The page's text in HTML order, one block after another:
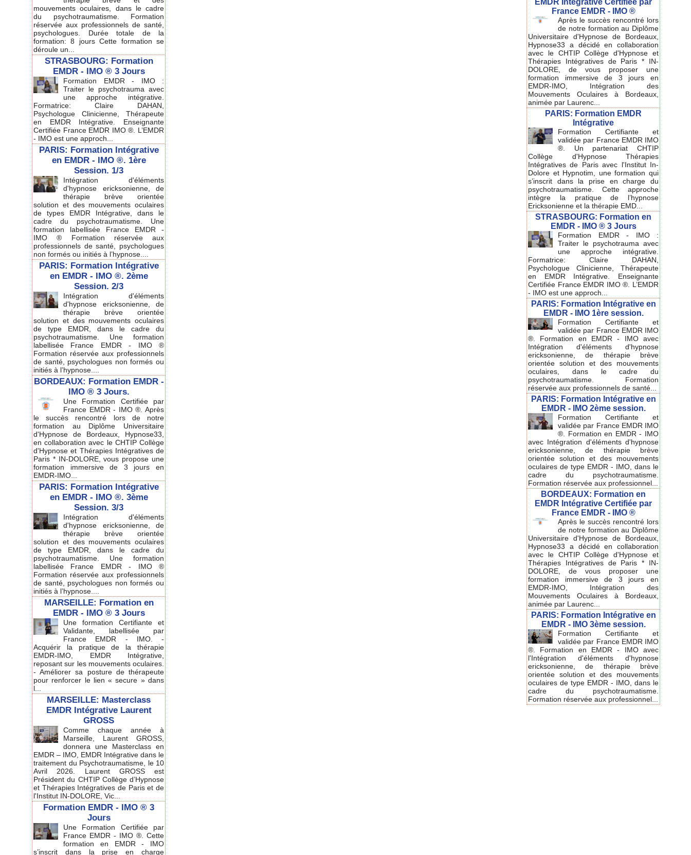
mouvements oculaires, dans le cadre
du psychotraumatisme. Formation
réservée aux professionnels de santé,
psychologues. Durée totale de la
formation: 8 jours Cette formation se
déroule un...
STRASBOURG: Formation
EMDR - IMO ® 3 Jours
Formation EMDR - IMO :
Traiter le psychotrauma avec
une approche intégrative.
Formatrice: Claire DAHAN,
Psychologue Clinicienne, Thérapeute
en EMDR Intégrative. Enseignante
Certifiée France EMDR IMO ®. L’EMDR
- IMO est une approch...
PARIS: Formation Intégrative
en EMDR - IMO ®. 1ère
Session. 1/3
Intégration d'éléments
d'hypnose ericksonienne, de
thérapie brève orientée
solution et des mouvements oculaires
de types EMDR Intégrative, dans le
cadre du psychotraumatisme. Une
formation labellisée France EMDR -
IMO ® Formation réservée aux
professionnels de santé, psychologues
non formés ou initiés à l’hypnose....
PARIS: Formation Intégrative
en EMDR - IMO ®. 2ème
Session. 2/3
Intégration d'éléments
d'hypnose ericksonienne, de
thérapie brève orientée
solution et des mouvements oculaires
de type EMDR, dans le cadre du
psychotraumatisme. Une formation
labellisée France EMDR - IMO ®
Formation réservée aux professionnels
de santé, psychologues non formés ou
initiés à l’hypnose....
BORDEAUX: Formation EMDR -
IMO ® 3 Jours.
Une Formation Certifiée par
France EMDR - IMO ®. Après
le succès rencontré lors de notre
formation au Diplôme Universitaire
d'Hypnose de Bordeaux, Hypnose33,
en collaboration avec le CHTIP Collège
d'Hypnose et Thérapies Intégratives de
Paris * IN-DOLORE, vous propose une
formation immersive de 3 jours en
EMDR-IMO...
PARIS: Formation Intégrative
en EMDR - IMO ®. 3ème
Session. 3/3
Intégration d'éléments
d'hypnose ericksonienne, de
thérapie brève orientée
solution et des mouvements oculaires
de type EMDR, dans le cadre du
psychotraumatisme. Une formation
labellisée France EMDR - IMO ®
Formation réservée aux professionnels
de santé, psychologues non formés ou
initiés à l’hypnose....
MARSEILLE: Formation en
EMDR - IMO ® 3 Jours
Une formation Certifiante et
Validante, labellisée par
France EMDR - IMO. -
Acquérir la pratique de la thérapie
EMDR-IMO, EMDR Intégrative,
reposant sur les mouvements oculaires.
- Améliorer sa posture de thérapeute
pour renforcer le lien « secure » dans
l...
MARSEILLE: Masterclass
EMDR Intégrative Laurent
GROSS
Comme chaque année à
Marseille, Laurent GROSS,
donnera une Masterclass en
EMDR – IMO, EMDR Intégrative dans le
traitement du Psychotraumatisme, le 10
Avril 2026. Laurent GROSS est
Président du CHTIP Collège d’Hypnose
et Thérapies Intégratives de Paris et de
l'Institut IN-DOLORE, Vic...
Formation EMDR - IMO ® 3
Jours
Une Formation Certifiée par
France EMDR - IMO ®. Cette
formation en EMDR - IMO
s’inscrit dans la prise en charge
France EMDR - IMO ®
Après le succès rencontré lors
de notre formation au Diplôme
Universitaire d'Hypnose de Bordeaux,
Hypnose33 a décidé en collaboration
avec le CHTIP Collège d'Hypnose et
Thérapies Intégratives de Paris * IN-
DOLORE, de vous proposer une
formation immersive de 3 jours en
EMDR-IMO, Intégration des
Mouvements Oculaires à Bordeaux,
animée par Laurenc...
PARIS: Formation EMDR
Intégrative
Formation Certifiante et
validée par France EMDR IMO
®. Un partenariat CHTIP
Collège d'Hypnose Thérapies
Intégratives de Paris avec l'Institut In-
Dolore et Hypnotim, une formation qui
s’inscrit dans la prise en charge du
psychotraumatisme. Cette approche
intègre la pratique de l’hypnose
Ericksonienne et la thérapie EMD...
STRASBOURG: Formation en
EMDR - IMO ® 3 Jours
Formation EMDR - IMO :
Traiter le psychotrauma avec
une approche intégrative.
Formatrice: Claire DAHAN,
Psychologue Clinicienne, Thérapeute
en EMDR Intégrative. Enseignante
Certifiée France EMDR IMO ®. L’EMDR
- IMO est une approch...
PARIS: Formation Intégrative en
EMDR - IMO 1ère session.
Formation Certifiante et
validée par France EMDR IMO
®. Formation en EMDR - IMO avec
Intégration d'éléments d'hypnose
ericksonienne, de thérapie brève
orientée solution et des mouvements
oculaires, dans le cadre du
psychotraumatisme. Formation
réservée aux professionnels de santé...
PARIS: Formation Intégrative en
EMDR - IMO 2ème session.
Formation Certifiante et
validée par France EMDR IMO
®. Formation en EMDR - IMO
avec Intégration d'éléments d'hypnose
ericksonienne, de thérapie brève
orientée solution et des mouvements
oculaires de type EMDR - IMO, dans le
cadre du psychotraumatisme.
Formation réservée aux professionnel...
BORDEAUX: Formation en
EMDR Intégrative Certifiée par
France EMDR - IMO ®
Après le succès rencontré lors
de notre formation au Diplôme
Universitaire d'Hypnose de Bordeaux,
Hypnose33 a décidé en collaboration
avec le CHTIP Collège d'Hypnose et
Thérapies Intégratives de Paris * IN-
DOLORE, de vous proposer une
formation immersive de 3 jours en
EMDR-IMO, Intégration des
Mouvements Oculaires à Bordeaux,
animée par Laurenc...
PARIS: Formation Intégrative en
EMDR - IMO 3ème session.
Formation Certifiante et
validée par France EMDR IMO
®. Formation en EMDR - IMO avec
l'Intégration d'éléments d'hypnose
ericksonienne, de thérapie brève
orientée solution et des mouvements
oculaires de type EMDR - IMO, dans le
cadre du psychotraumatisme.
Formation réservée aux professionnel...